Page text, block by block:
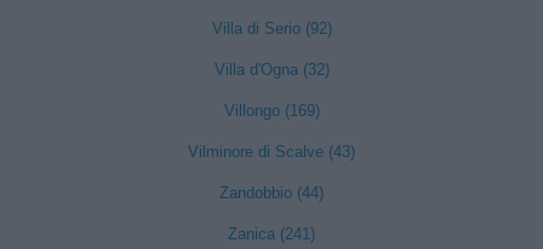
Villa di Serio (92)
Villa d'Ogna (32)
Villongo (169)
Vilminore di Scalve (43)
Zandobbio (44)
Zanica (241)